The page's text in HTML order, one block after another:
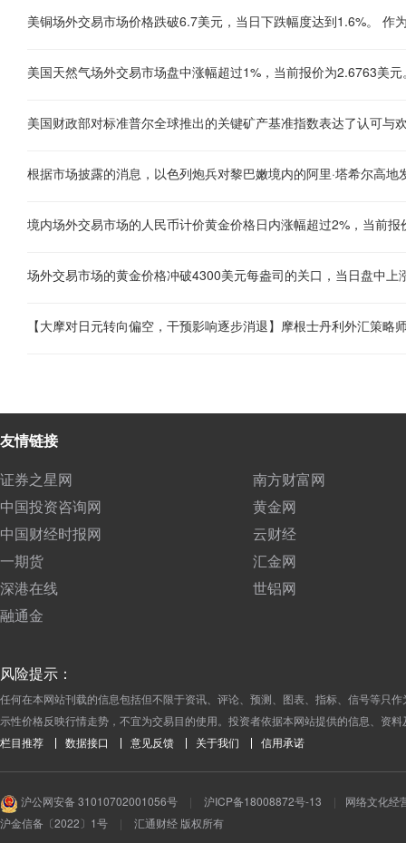
美国天然气场外交易市场盘中涨幅超过1%，当前报价为2.6763美元
友情链接
证券之星网
南方财富网
中国投资咨询网
黄金网
中国财经时报网
云财经
一期货
汇金网
深港在线
世铝网
融通金
风险提示：
任何在本网站刊载的信息包括但不限于资讯、评论、预测、图表、指标、信号等只
示性价格反映行情走势，不宜为交易目的使用。投资者依据本网站提供的信息、资
栏目推荐
数据接口 意见反馈 关于我们 信用承诺
沪公网安备 31010702001056号 | 沪ICP备18008872号-13 |
网络文化经
沪金信备〔2022〕1号
| 汇通财经 版权所有